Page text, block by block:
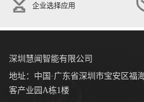
企业选择应用
深圳慧闻智能有限公司
地址：中国·广东省深圳市宝安区福
客产业园A栋1楼